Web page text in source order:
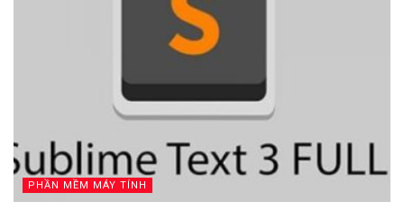
PHẦN MỀM MÁY TÍNH